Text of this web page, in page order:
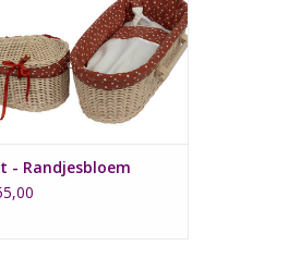
van roestkleurige stof
met stipjes.
AAN WINKELWAGEN
- Randjesbloem